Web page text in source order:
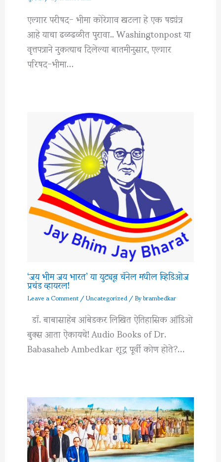
एल्गार परीषद- भीमा कोरेगाव खटला हे एक षड्यंत्र
आहे याचा ढळढळीत पुरावा.. Washingtonpost या
वृत्तपत्राने नुकत्याच दिलेल्या बातमीनुसार, एल्गार
परिषद-भीमा…
‘जय भीम जय भारत’ या युट्यूब चॅनेल मधील व्हिडिओज
प्रचंड व्हायरल!
Leave a Comment/Uncategorized/ Bybrambedkar
डॉ. बाबासाहेब आंबेडकर लिखित ऐतिहासिक ऑडिओ
बुक्स आता ऐकायचे! Audio Books of Dr.
Babasaheb Ambedkar शूद्र पूर्वी कोण होते?…